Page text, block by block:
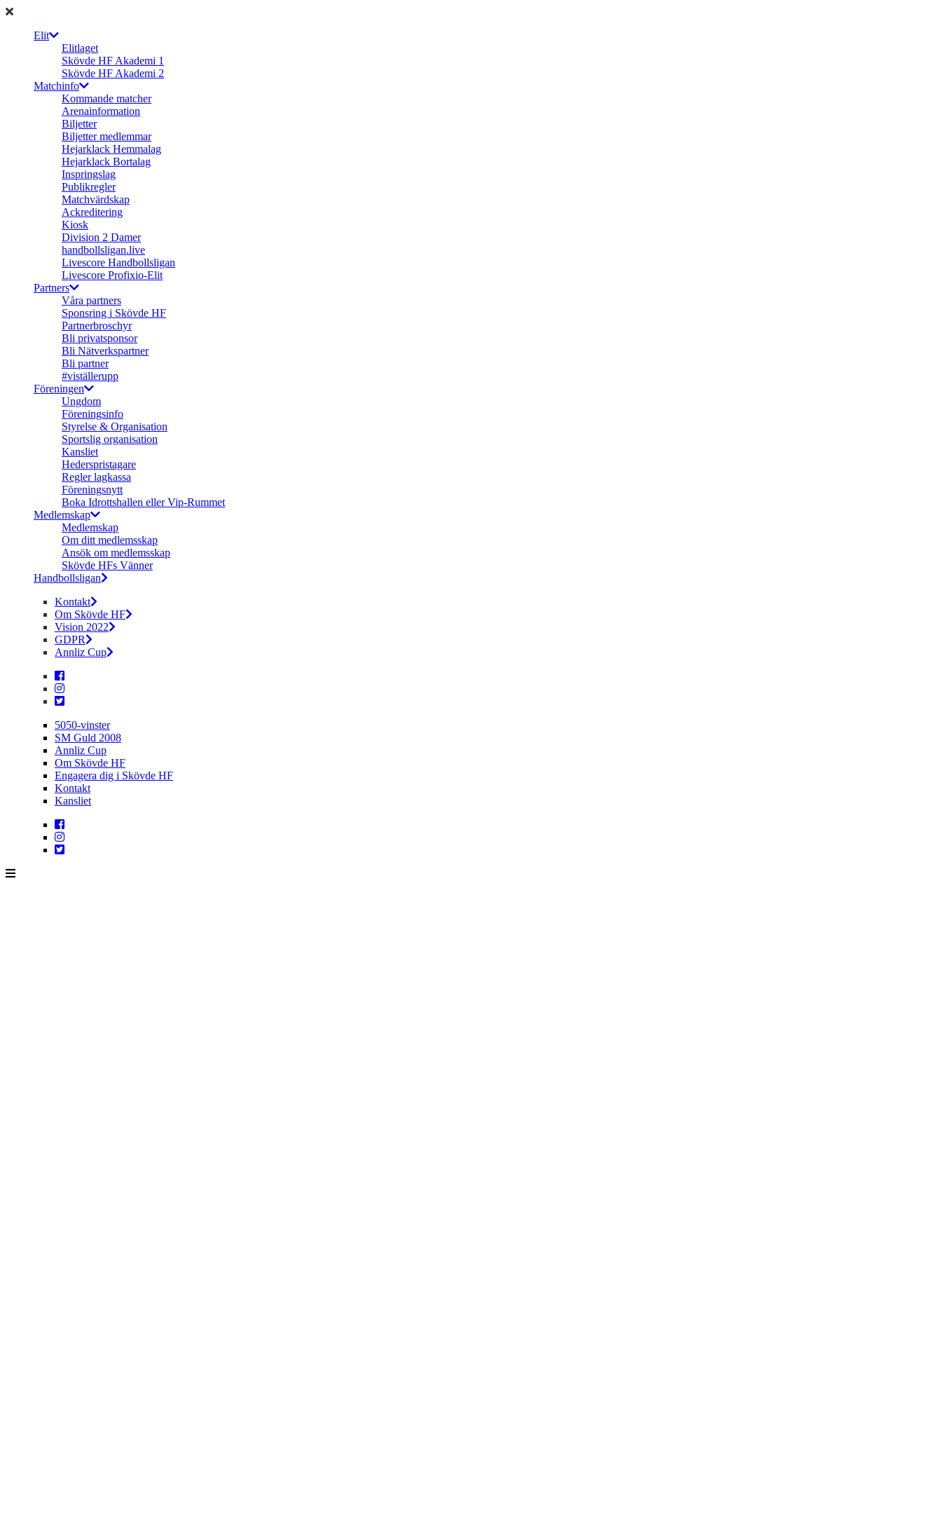
Elit
Elitlaget
Skövde HF Akademi 1
Skövde HF Akademi 2
Matchinfo
Kommande matcher
Arenainformation
Biljetter
Biljetter medlemmar
Hejarklack Hemmalag
Hejarklack Bortalag
Inspringslag
Publikregler
Matchvärdskap
Ackreditering
Kiosk
Division 2 Damer
handbollsligan.live
Livescore Handbollsligan
Livescore Profixio-Elit
Partners
Våra partners
Sponsring i Skövde HF
Partnerbroschyr
Bli privatsponsor
Bli Nätverkspartner
Bli partner
#viställerupp
Föreningen
Ungdom
Föreningsinfo
Styrelse & Organisation
Sportslig organisation
Kansliet
Hederspristagare
Regler lagkassa
Föreningsnytt
Boka Idrottshallen eller Vip-Rummet
Medlemskap
Medlemskap
Om ditt medlemsskap
Ansök om medlemsskap
Skövde HFs Vänner
Handbollsligan
Kontakt
Om Skövde HF
Vision 2022
GDPR
Annliz Cup
5050-vinster
SM Guld 2008
Annliz Cup
Om Skövde HF
Engagera dig i Skövde HF
Kontakt
Kansliet